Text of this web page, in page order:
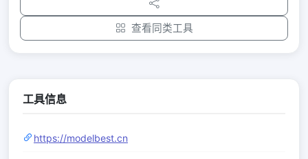
查看同类工具
工具信息
https://modelbest.cn